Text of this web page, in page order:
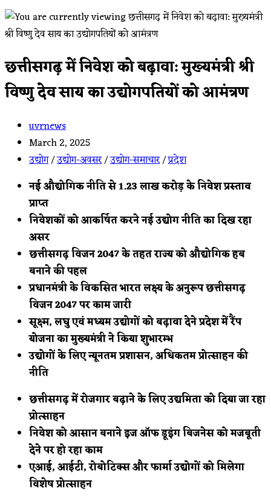
छत्तीसगढ़ में निवेश को बढ़ावा: मुख्यमंत्री श्री
विष्णु देव साय का उद्योगपतियों को आमंत्रण
Post
author:
uvrnews
Post
published:
March 2, 2025
Post
category:
उद्योग/उद्योग-अवसर/उद्योग-समाचार/प्रदेश
नई औद्योगिक नीति से 1.23 लाख करोड़ के निवेश प्रस्ताव
प्राप्त
निवेशकों को आकर्षित करने नई उद्योग नीति का दिख रहा
असर
छत्तीसगढ़ विजन 2047 के तहत राज्य को औद्योगिक हब
बनाने की पहल
प्रधानमंत्री के विकसित भारत लक्ष्य के अनुरूप छत्तीसगढ़
विजन 2047 पर काम जारी
सूक्ष्म, लघु एवं मध्यम उद्योगों को बढ़ावा देने प्रदेश में रैंप
योजना का मुख्यमंत्री ने किया शुभारम्भ
उद्योगों के लिए न्यूनतम प्रशासन, अधिकतम प्रोत्साहन की
नीति
छत्तीसगढ़ में रोजगार बढ़ाने के लिए उद्यमिता को दिया जा रहा
प्रोत्साहन
निवेश को आसान बनाने इज ऑफ डूइंग बिजनेस को मजबूती
देने पर हो रहा काम
एआई, आईटी, रोबोटिक्स और फार्मा उद्योगों को मिलेगा
विशेष प्रोत्साहन